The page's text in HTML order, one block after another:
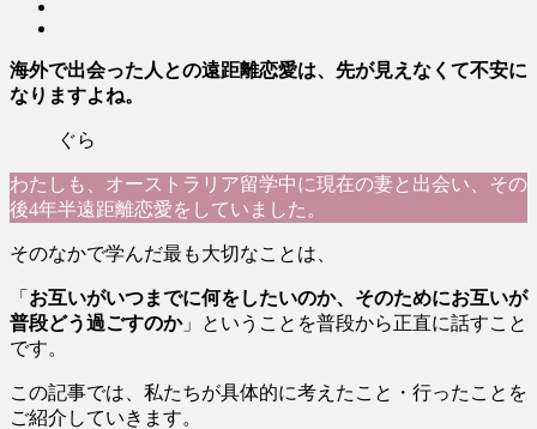
海外で出会った人との遠距離恋愛は、先が見えなくて不安に
なりますよね。
ぐら
わたしも、オーストラリア留学中に現在の妻と出会い、その
後4年半遠距離恋愛をしていました。
そのなかで学んだ最も大切なことは、
「 お互いがいつまでに何をしたいのか、そのためにお互いが
普段どう過ごすのか」ということを普段から正直に話すこと
です。
この記事では、私たちが具体的に考えたこと・行ったことを
ご紹介していきます。